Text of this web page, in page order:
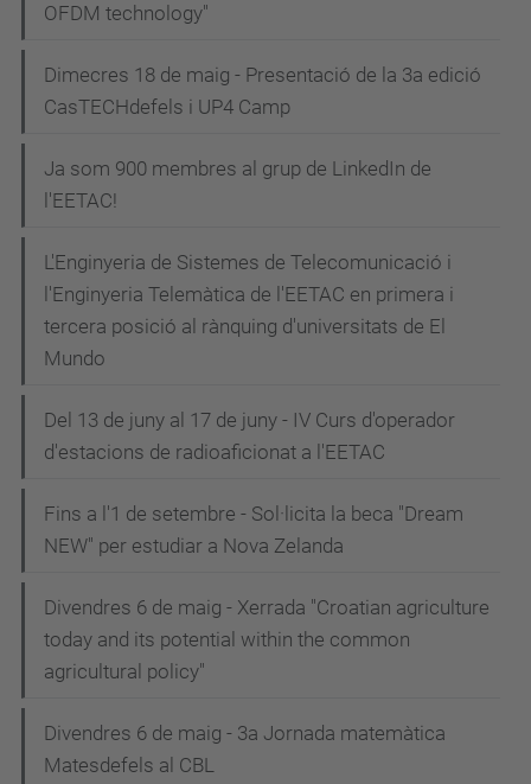
OFDM technology"
Dimecres 18 de maig - Presentació de la 3a edició
CasTECHdefels i UP4 Camp
Ja som 900 membres al grup de LinkedIn de
l'EETAC!
L'Enginyeria de Sistemes de Telecomunicació i
l'Enginyeria Telemàtica de l'EETAC en primera i
tercera posició al rànquing d'universitats de El
Mundo
Del 13 de juny al 17 de juny - IV Curs d'operador
d'estacions de radioaficionat a l'EETAC
Fins a l'1 de setembre - Sol·licita la beca "Dream
NEW" per estudiar a Nova Zelanda
Divendres 6 de maig - Xerrada "Croatian agriculture
today and its potential within the common
agricultural policy"
Divendres 6 de maig - 3a Jornada matemàtica
Matesdefels al CBL